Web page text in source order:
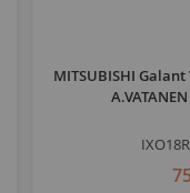
MITSUBISHI Galant